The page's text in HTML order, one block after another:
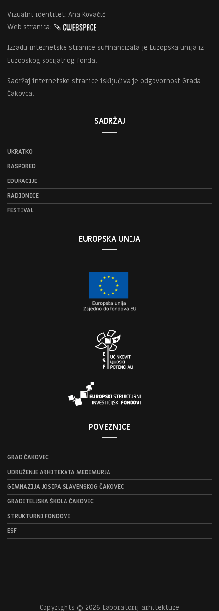
Vizualni identitet: Ana Kovačić
Web stranica:
Izradu internetske stranice sufinancirala je Europska unija iz
Europskog socijalnog fonda.
Sadržaj internetske stranice isključiva je odgovornost Grada
Čakovca.
SADRŽAJ
UKRATKO
RASPORED
EDUKACIJE
RADIONICE
FESTIVAL
EUROPSKA UNIJA
POVEZNICE
GRAD ČAKOVEC
UDRUŽENJE ARHITEKATA MEĐIMURJA
GIMNAZIJA JOSIPA SLAVENSKOG ČAKOVEC
GRADITELJSKA ŠKOLA ČAKOVEC
STRUKTURNI FONDOVI
ESF
Copyrights © 2026 Laboratorij arhitekture